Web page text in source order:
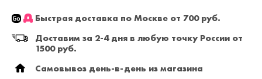
Быстрая доставка по Москве от 700 руб.
Доставим за 2-4 дня в любую точку России от
1500 руб.
Самовывоз день-в-день из магазина